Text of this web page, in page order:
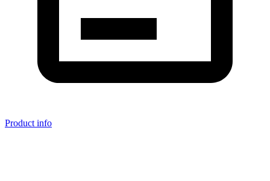
Product info